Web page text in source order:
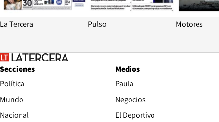
La Tercera Pulso Motores
Secciones
Política
Mundo
Nacional
Medios
Paula
Negocios
El Deportivo